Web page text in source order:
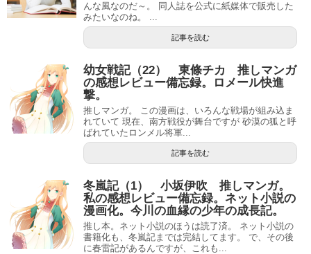
んな風なのだ～。 同人誌を公式に紙媒体で販売した
みたいなのね。 ...
記事を読む
幼女戦記（22） 東條チカ 推しマンガ
の感想レビュー備忘録。ロメール快進
撃。
推しマンガ。 この漫画は、いろんな戦場が組み込ま
れていて 現在、南方戦役が舞台ですが 砂漠の狐と呼
ばれていたロンメル将軍...
記事を読む
冬嵐記（1） 小坂伊吹 推しマンガ。
私の感想レビュー備忘録。ネット小説の
漫画化。今川の血縁の少年の成長記。
推し本。ネット小説のほうは読了済。 ネット小説の
書籍化も、冬嵐記までは完結してます。 で、その後
に春雷記があるんですが、これも...